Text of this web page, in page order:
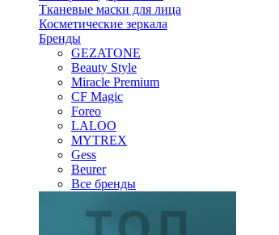
Тканевые маски для лица
Косметические зеркала
Бренды
GEZATONE
Beauty Style
Miracle Premium
CF Magic
Foreo
LALOO
MYTREX
Gess
Beurer
Все бренды